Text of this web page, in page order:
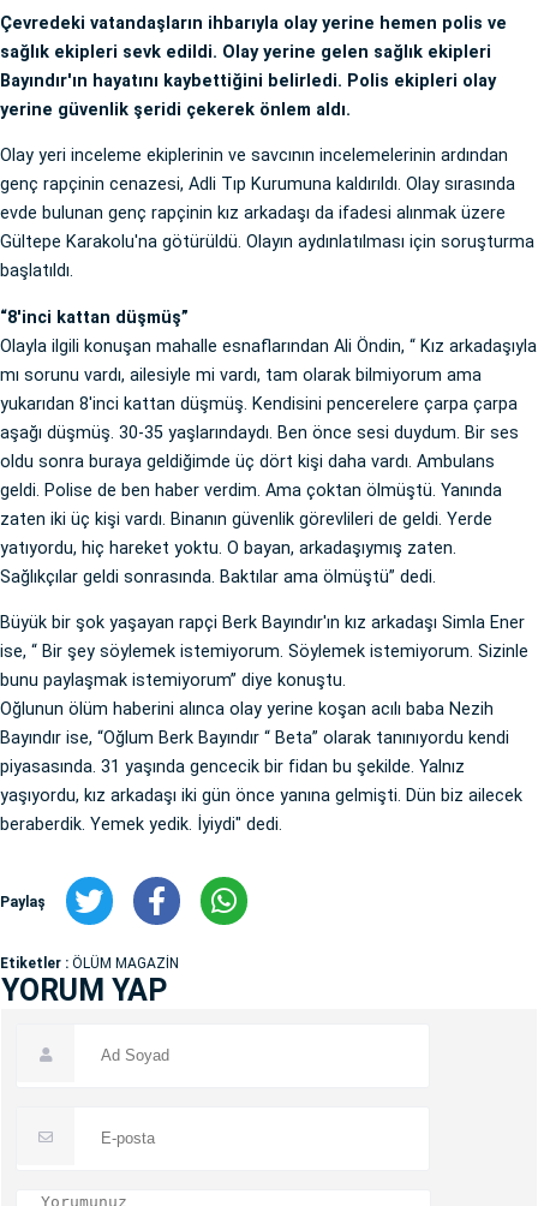
Çevredeki vatandaşların ihbarıyla olay yerine hemen polis ve
sağlık ekipleri sevk edildi. Olay yerine gelen sağlık ekipleri
Bayındır'ın hayatını kaybettiğini belirledi. Polis ekipleri olay
yerine güvenlik şeridi çekerek önlem aldı.
Olay yeri inceleme ekiplerinin ve savcının incelemelerinin ardından
genç rapçinin cenazesi, Adli Tıp Kurumuna kaldırıldı. Olay sırasında
evde bulunan genç rapçinin kız arkadaşı da ifadesi alınmak üzere
Gültepe Karakolu'na götürüldü. Olayın aydınlatılması için soruşturma
başlatıldı.
“8'inci kattan düşmüş”
Olayla ilgili konuşan mahalle esnaflarından Ali Öndin, “ Kız arkadaşıyla
mı sorunu vardı, ailesiyle mi vardı, tam olarak bilmiyorum ama
yukarıdan 8'inci kattan düşmüş. Kendisini pencerelere çarpa çarpa
aşağı düşmüş. 30-35 yaşlarındaydı. Ben önce sesi duydum. Bir ses
oldu sonra buraya geldiğimde üç dört kişi daha vardı. Ambulans
geldi. Polise de ben haber verdim. Ama çoktan ölmüştü. Yanında
zaten iki üç kişi vardı. Binanın güvenlik görevlileri de geldi. Yerde
yatıyordu, hiç hareket yoktu. O bayan, arkadaşıymış zaten.
Sağlıkçılar geldi sonrasında. Baktılar ama ölmüştü” dedi.
Büyük bir şok yaşayan rapçi Berk Bayındır'ın kız arkadaşı Simla Ener
ise, “ Bir şey söylemek istemiyorum. Söylemek istemiyorum. Sizinle
bunu paylaşmak istemiyorum” diye konuştu.
Oğlunun ölüm haberini alınca olay yerine koşan acılı baba Nezih
Bayındır ise, “Oğlum Berk Bayındır “ Beta” olarak tanınıyordu kendi
piyasasında. 31 yaşında gencecik bir fidan bu şekilde. Yalnız
yaşıyordu, kız arkadaşı iki gün önce yanına gelmişti. Dün biz ailecek
beraberdik. Yemek yedik. İyiydi" dedi.
Paylaş
Etiketler : ÖLÜM MAGAZİN
YORUM YAP